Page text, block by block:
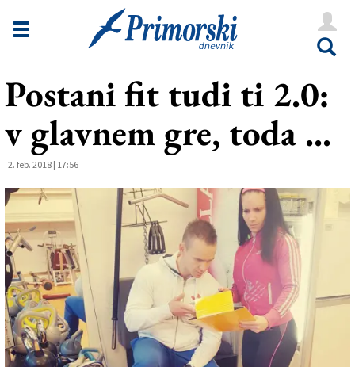
Novice
Goriška
Kultura
Šport
Še
Vreme
V Kioskih
Uredništvo
Oglasi
Postani fit tudi ti 2.0:
v glavnem gre, toda ...
2. feb. 2018 | 17:56